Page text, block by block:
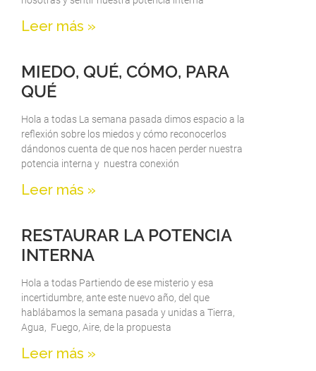
Leer más »
MIEDO, QUÉ, CÓMO, PARA
QUÉ
Hola a todas La semana pasada dimos espacio a la
reflexión sobre los miedos y cómo reconocerlos
dándonos cuenta de que nos hacen perder nuestra
potencia interna y nuestra conexión
Leer más »
RESTAURAR LA POTENCIA
INTERNA
Hola a todas Partiendo de ese misterio y esa
incertidumbre, ante este nuevo año, del que
hablábamos la semana pasada y unidas a Tierra,
Agua, Fuego, Aire, de la propuesta
Leer más »